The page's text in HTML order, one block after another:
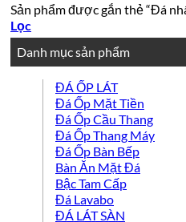
Sản phẩm được gắn thẻ “Đá
Lọc
Danh mục sản phẩm
ĐÁ ỐP LÁT
Đá Ốp Mặt Tiền
Đá Ốp Cầu Thang
Đá Ốp Thang Máy
Đá Ốp Bàn Bếp
Bàn Ăn Mặt Đá
Bậc Tam Cấp
Đá Lavabo
ĐÁ LÁT SÀN